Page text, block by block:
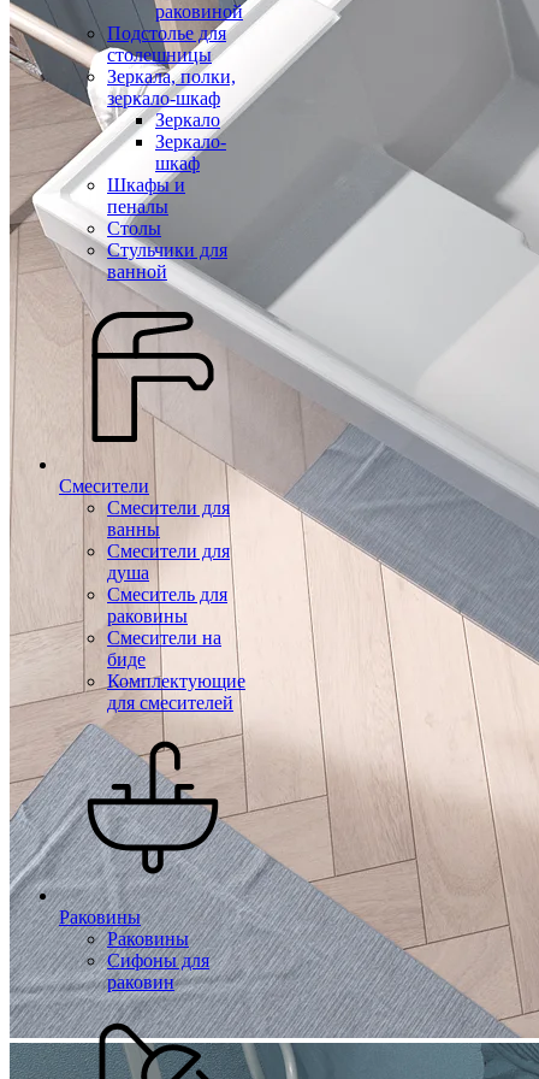
раковиной
Подстолье для
столешницы
Зеркала, полки,
зеркало-шкаф
Зеркало
Зеркало-
шкаф
Шкафы и
пеналы
Столы
Стульчики для
ванной
Смесители
Смесители для
ванны
Смесители для
душа
Смеситель для
раковины
Смесители на
биде
Комплектующие
для смесителей
Раковины
Раковины
Сифоны для
раковин